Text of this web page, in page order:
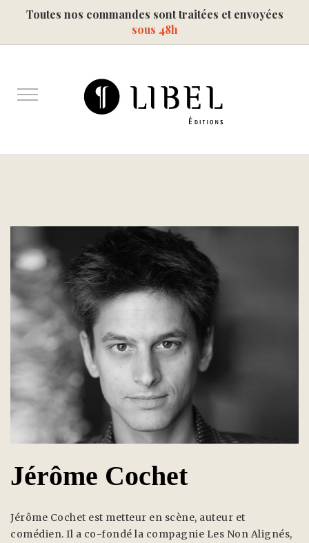
Toutes nos commandes sont traitées et envoyées
sous 48h
Jérôme Cochet
Jérôme Cochet est metteur en scène, auteur et
comédien. Il a co-fondé la compagnie Les Non Alignés,